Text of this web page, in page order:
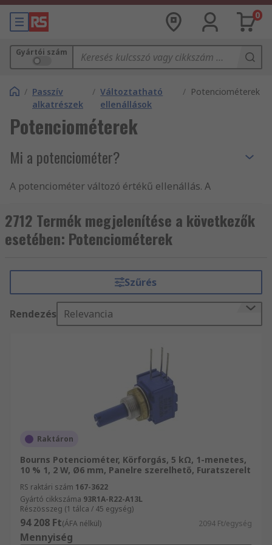
0
Gyártói szám
/ Passzív
alkatrészek
/ Változtatható
ellenállások
/ Potenciométerek
Potenciométerek
Mi a potenciométer?
A potenciométer változó értékű ellenállás. A
folyó áram szabályozását és módosítását. A
Potenciométerek potiknak vagy potmétereknek is
nevezhetők.
A potenciométerek két, rezisztív elemhez
(pályához) rögzített érintkezővel rendelkeznek. A
rezisztív elem általában huzalból vagy szénből,
fémkerámiából vagy vezető műanyagból készül. A
harmadik érintkező csatlakoztatva van az
ablaktörlőhöz, ami egy csúszó érintkező. Ahogy
változik, és az áramkörön átfolyó áram változik.
A potenciométerek típusai
forgó potenciométerekegy orsó vagy gomb
segítségével könnyen vezérelhetők. A forgó
potenciométerek lehetnek egy -vagy
többfordulatos potenciométerek.
2712 Termék megjelenítése a következők
esetében: Potenciométerek
Szűrés
Rendezés Relevancia
Raktáron
Bourns Potenciométer, Körforgás, 5 kΩ, 1-menetes,
10 % 1, 2 W, Ø6 mm, Panelre szerelhető, Furatszerelt
RS raktári szám 167-3622
Gyártó cikkszáma 93R1A-R22-A13L
Részösszeg (1 tálca / 45 egység)
94 208 Ft(ÁFA nélkül) 2094 Ft/egység
Mennyiség